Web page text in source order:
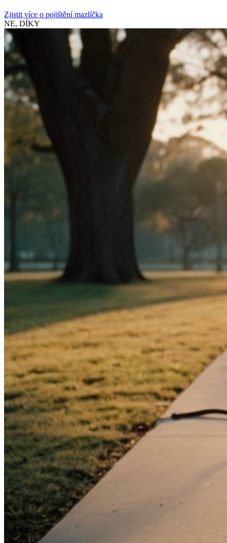
Zjistit více o pojištění mazlíčka
NE, DÍKY